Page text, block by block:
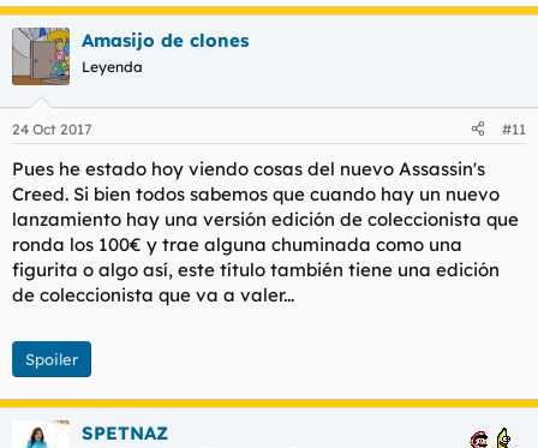
Amasijo de clones
Leyenda
24 Oct 2017 #11
Pues he estado hoy viendo cosas del nuevo Assassin's
Creed. Si bien todos sabemos que cuando hay un nuevo
lanzamiento hay una versión edición de coleccionista que
ronda los 100€ y trae alguna chuminada como una
figurita o algo así, este título también tiene una edición
de coleccionista que va a valer...
Spoiler
SPETNAZ